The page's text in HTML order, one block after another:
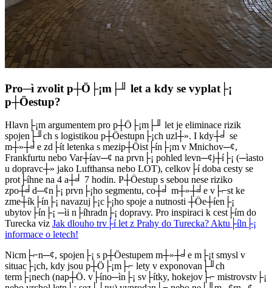
Pro─ì zvolit p┼Ö├¡m├╜ let a kdy se vyplat├¡
p┼Öestup?
Hlavn├¡m argumentem pro p┼Ö├¡m├╜ let je eliminace rizik
spojen├╜ch s logistikou p┼Öestupn├¡ch uzl┼». I kdy┼╛ se
m┼»┼╛e zd├ít letenka s mezip┼Öist├ín├¡m v Mnichov─¢,
Frankfurtu nebo Var┼íav─¢ na prvn├¡ pohled levn─¢j┼í├¡ (─ìasto
u dopravc┼» jako Lufthansa nebo LOT), celkov├í doba cesty se
prot├íhne na 4 a┼╛ 7 hodin. P┼Öestup s sebou nese riziko
zpo┼╛d─¢n├¡ prvn├¡ho segmentu, co┼╛ m┼»┼╛e v├⌐st ke
zme┼ík├ín├¡ navazuj├¡c├¡ho spoje a nutnosti ┼Öe┼íen├¡
ubytov├ín├¡ ─ìi n├íhradn├¡ dopravy. Pro inspiraci k cest├ím do
Turecka viz Jak dlouho trv├í let z Prahy do Turecka? Aktu├íln├¡
informace o letech!
Nicm├⌐n─¢, spojen├¡ s p┼Öestupem m┼»┼╛e m├¡t smysl v
situac├¡ch, kdy jsou p┼Ö├¡m├⌐ lety v exponovan├╜ch
term├¡nech (nap┼Ö. v├íno─ìn├¡ sv├ítky, hokejov├⌐ mistrovstv├¡